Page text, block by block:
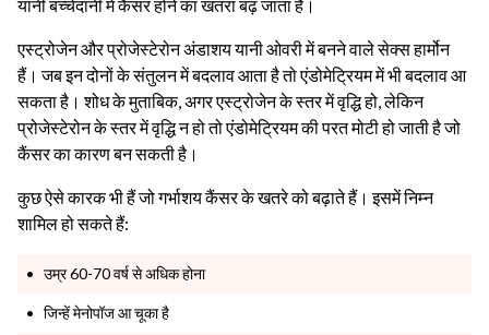
यानी बच्चेदानी में कैंसर होने का खतरा बढ़ जाता है।
एस्ट्रोजेन और प्रोजेस्टेरोन अंडाशय यानी ओवरी में बनने वाले सेक्स हार्मोन
हैं। जब इन दोनों के संतुलन में बदलाव आता है तो एंडोमेट्रियम में भी बदलाव आ
सकता है।शोध के मुताबिक, अगर एस्ट्रोजेन के स्तर में वृद्धि हो, लेकिन
प्रोजेस्टेरोन के स्तर में वृद्धि न हो तो एंडोमेट्रियम की परत मोटी हो जाती है जो
कैंसर का कारण बन सकती है।
कुछ ऐसे कारक भी हैं जो गर्भाशय कैंसर के खतरे को बढ़ाते हैं। इसमें निम्न
शामिल हो सकते हैं:
उम्र 60-70 वर्ष से अधिक होना
जिन्हें मेनोपॉज आ चूका है